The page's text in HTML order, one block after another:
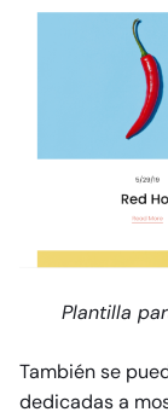
Plantilla
También se
dedicadas a